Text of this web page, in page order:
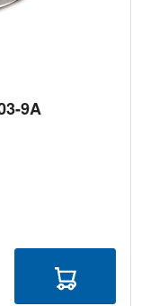
4.8 von 5 Sternen
9A